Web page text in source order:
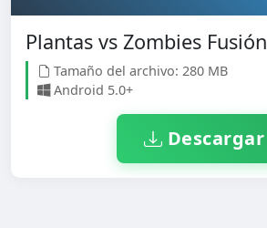
Plantas vs Zombies
Tamaño del archivo: 280 MB
Android 5.0+
Descargar